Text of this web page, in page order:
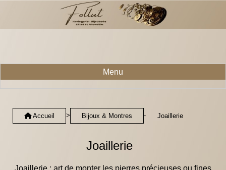
Menu
Accueil > Bijoux & Montres - Joaillerie
Joaillerie